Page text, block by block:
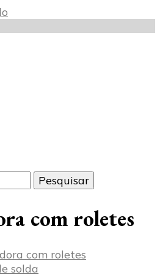
com roletes
com roletes